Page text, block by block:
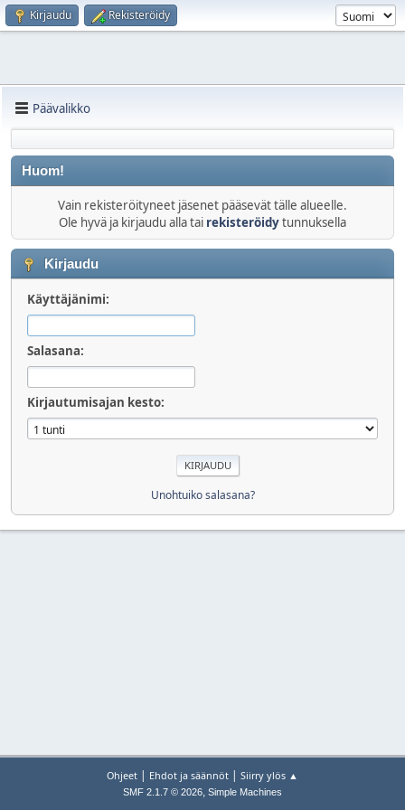
Kirjaudu Rekisteröidy
Päävalikko
Huom!
Vain rekisteröityneet jäsenet pääsevät tälle alueelle.
Ole hyvä ja kirjaudu alla tai rekisteröidytunnuksella
Kirjaudu
Käyttäjänimi:
Salasana:
Kirjautumisajan kesto:
Unohtuiko salasana?
Ohjeet | Ehdot ja säännöt | Siirry ylös ▲
SMF 2.1.7 © 2026, Simple Machines